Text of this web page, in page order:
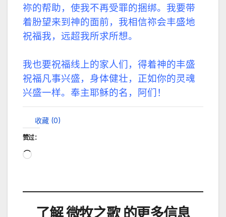
祢的帮助，使我不再受罪的捆绑。我要带
着朌望来到神的面前，我相信祢会丰盛地
祝福我，远超我所求所想。
我也要祝福线上的家人们，得着神的丰盛
祝福凡事兴盛，身体健壮，正如你的灵魂
兴盛一样。奉主耶稣的名，阿们！
收藏 (0)
赞过：
正
载…
了解 微牧之歌 的更多信息